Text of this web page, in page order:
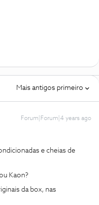
Mais antigos primeiro
Forum|Forum|4 years ago
e cheias de
Kaon?
da box, nas